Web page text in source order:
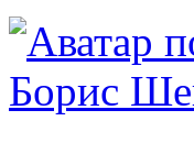
Борис